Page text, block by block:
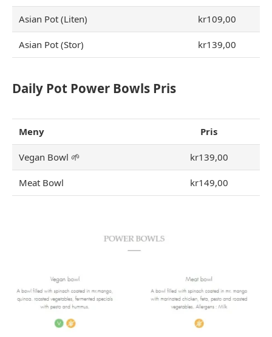
Asian Pot (Liten) kr109,00
Asian Pot (Stor) kr139,00
Daily Pot Power Bowls Pris
Meny Pris
Vegan Bowl 🌱 kr139,00
Meat Bowl kr149,00